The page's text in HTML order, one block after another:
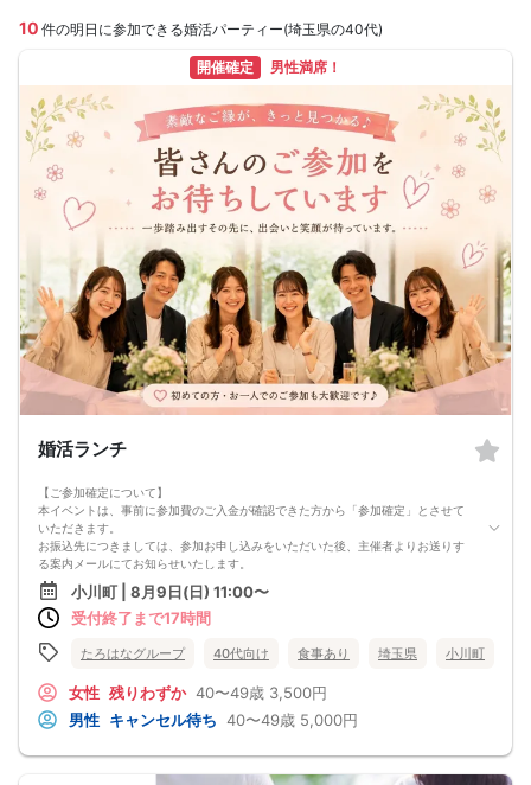
10 件の明日に参加できる婚活パーティー(埼玉県の40代)
開催確定 男性満席！
婚活ランチ
【ご参加確定について】
本イベントは、事前に参加費のご入金が確認できた方から「参加確定」とさせて
いただきます。
お振込先につきましては、参加お申し込みをいただいた後、主催者よりお送りす
る案内メールにてお知らせいたします。
なお、振込先口座の名義は、本イベントで薬膳料理を担当される 関根あかね先生
となりますので、あらかじめご了承ください。
【最寄駅からのアクセス方法】
（徒歩の場合）
駅を出て国道254号／県道30号線方面を進み、飯田エリアに向かうルートです。
（バス・タクシーの場合）
タクシー： 小川町駅前ロータリーより約5分
のバス停から徒歩で移動が可能です。
（お車でお越しの方・駐車場のご案内）
小川町 | 8月9日(日) 11:00〜
受付終了まで17時間
たろはなグループ 40代向け 食事あり 埼玉県 小川町
女性 残りわずか 40〜49歳 3,500円
男性 キャンセル待ち 40〜49歳 5,000円